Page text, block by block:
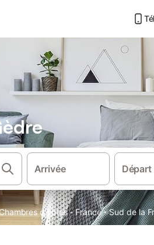
Arrivée Départ
d'hôtes · France · Sud de la